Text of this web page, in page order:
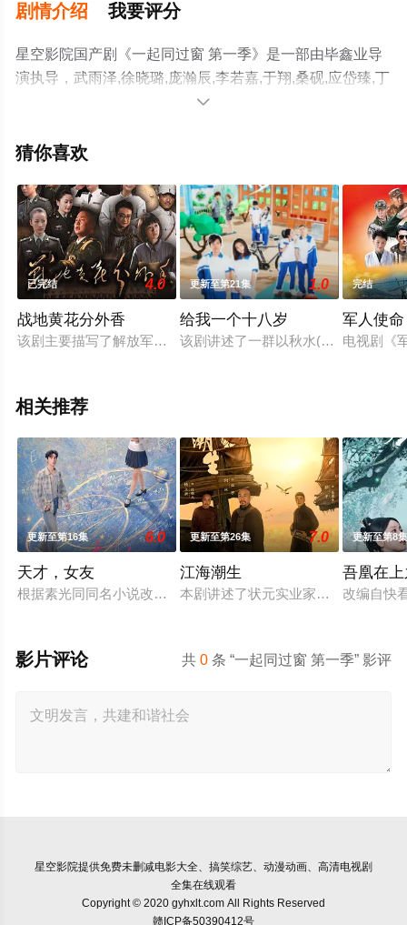
剧情介绍 我要评分
星空影院国产剧《一起同过窗 第一季》是一部由毕鑫业导
演执导，武雨泽,徐晓璐,庞瀚辰,李若嘉,于翔,桑砚,应岱臻,丁
翔南,李川,陈汛,李栋,刘轩,俞思远,付美,邵嘉,顾睿涛,潘一飞,
淑丽,张文俊,王嘉鑫,高安义,小米,吴任远,郭阳,林琪,张庆庆,
大陆电视剧，大结局剧情已揭晓（1-34全集），手机免费
观看高清无删减完整版电视剧全集就上星空电影网，热播
电视剧提前免费观看，更多剧情信息可移步至豆瓣电视
剧、电视猫或剧情网等平台了解。

猜你喜欢
已完结 4.0
战地黄花分外香
该剧主要描写了解放军某专业文工团在深入大漠、穿越戈壁、
更新至第21集 1.0
给我一个十八岁
该剧讲述了一群以秋水(郭麒麟饰)为
完结
军人使命
电视剧《
相关推荐
更新至第16集 6.0
天才，女友
根据素光同同名小说改编。江逾白长大以后，林知夏忽然对他
更新至第26集 7.0
江海潮生
本剧讲述了状元实业家张謇创办大生
更新至第8
吾凰在
改编自快
共0 条 “一起同过窗 第一季” 影评
影片评论
星空影院提供免费未删减电影大全、搞笑综艺、动漫动画、高清电视剧
全集在线观看
Copyright © 2020 gyhxlt.com All Rights Reserved
赣ICP备50390412号